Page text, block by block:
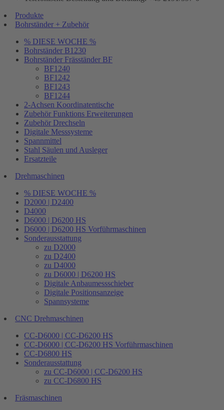
Produkte
Bohrständer + Zubehör
% DIESE WOCHE %
Bohrständer B1230
Bohrständer Fräsständer BF
BF1240
BF1242
BF1243
BF1244
2-Achsen Koordinatentische
Zubehör Funktions Erweiterungen
Zubehör Drechseln
Digitale Messsysteme
Spannmittel
Stahl Säulen und Ausleger
Ersatzteile
Drehmaschinen
% DIESE WOCHE %
D2000 | D2400
D4000
D6000 | D6200 HS
D6000 | D6200 HS Vorführmaschinen
Sonderausstattung
zu D2000
zu D2400
zu D4000
zu D6000 | D6200 HS
Digitale Anbaumessschieber
Digitale Positionsanzeige
Spannsysteme
CNC Drehmaschinen
CC-D6000 | CC-D6200 HS
CC-D6000 | CC-D6200 HS Vorführmaschinen
CC-D6800 HS
Sonderausstattung
zu CC-D6000 | CC-D6200 HS
zu CC-D6800 HS
Fräsmaschinen